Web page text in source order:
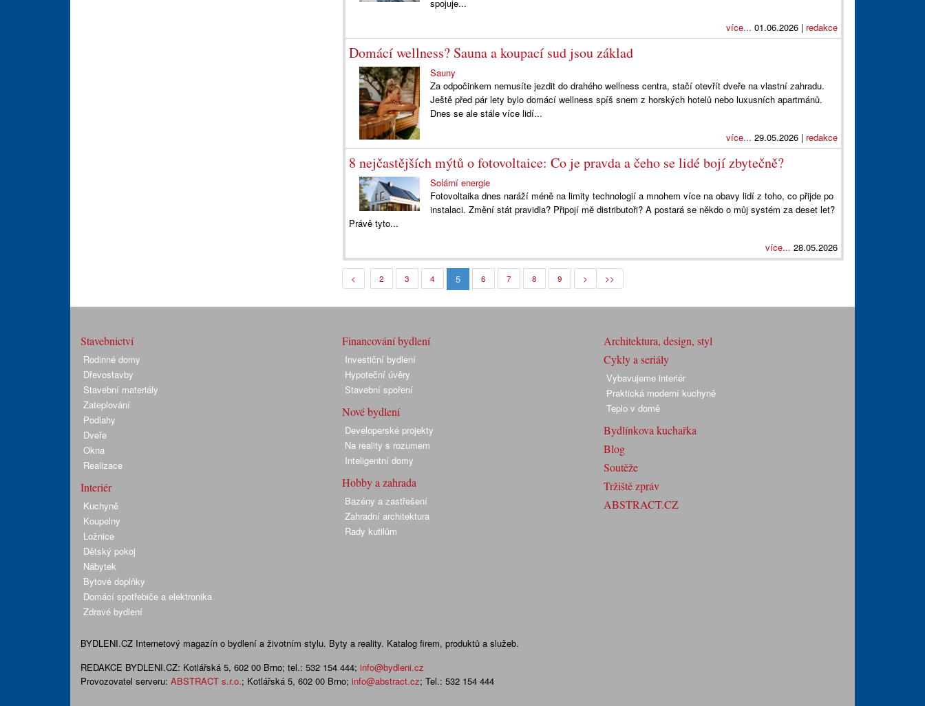
spojuje...
více... 01.06.2026 | redakce
Domácí wellness? Sauna a koupací sud jsou základ
Sauny
Za odpočinkem nemusíte jezdit do drahého wellness centra, stačí otevřít dveře na vlastní zahradu.
Ještě před pár lety bylo domácí wellness spíš snem z horských hotelů nebo luxusních apartmánů.
Dnes se ale stále více lidí...
více... 29.05.2026 | redakce
8 nejčastějších mýtů o fotovoltaice: Co je pravda a čeho se lidé bojí zbytečně?
Solární energie
Fotovoltaika dnes naráží méně na limity technologií a mnohem více na obavy lidí z toho, co přijde po
instalaci. Změní stát pravidla? Připojí mě distributoři? A postará se někdo o můj systém za deset let?
Právě tyto...
více... 28.05.2026
< 2 3 4 5 6 7 8 9 > >>
Stavebnictví
Rodinné domy
Dřevostavby
Stavební materiály
Zateplování
Podlahy
Dveře
Okna
Realizace
Interiér
Kuchyně
Koupelny
Ložnice
Dětský pokoj
Nábytek
Bytové doplňky
Domácí spotřebiče a elektronika
Zdravé bydlení
Financování bydlení
Investiční bydlení
Hypoteční úvěry
Stavební spoření
Nové bydlení
Developerské projekty
Na reality s rozumem
Inteligentní domy
Hobby a zahrada
Bazény a zastřešení
Zahradní architektura
Rady kutilům
Architektura, design, styl
Cykly a seriály
Vybavujeme interiér
Praktická moderní kuchyně
Teplo v domě
Bydlínkova kuchařka
Blog
Soutěže
Tržiště zpráv
ABSTRACT.CZ
BYDLENI.CZ Internetový magazín o bydlení a životním stylu. Byty a reality. Katalog firem, produktů a služeb.
REDAKCE BYDLENI.CZ: Kotlářská 5, 602 00 Brno; tel.: 532 154 444; info@bydleni.cz
Provozovatel serveru: ABSTRACT s.r.o.; Kotlářská 5, 602 00 Brno; info@abstract.cz; Tel.: 532 154 444